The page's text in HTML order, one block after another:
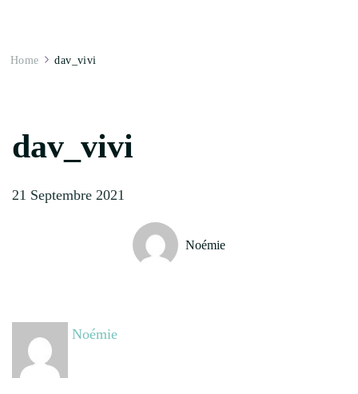
Home dav_vivi
dav_vivi
21 Septembre 2021
Noémie
Noémie